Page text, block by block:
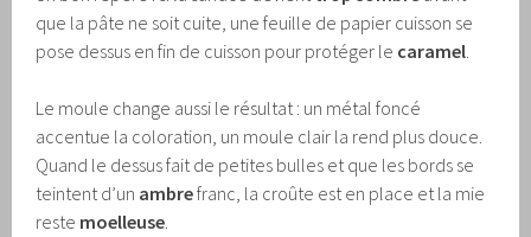
que la pâte ne soit cuite, une feuille de papier cuisson se
pose dessus en fin de cuisson pour protéger le caramel
Le moule change aussi le résultat : un métal foncé
accentue la coloration, un moule clair la rend plus douce.
Quand le dessus fait de petites bulles et que les bords se
teintent d’un ambrefranc, la croûte est en place et la mie
reste moelleuse